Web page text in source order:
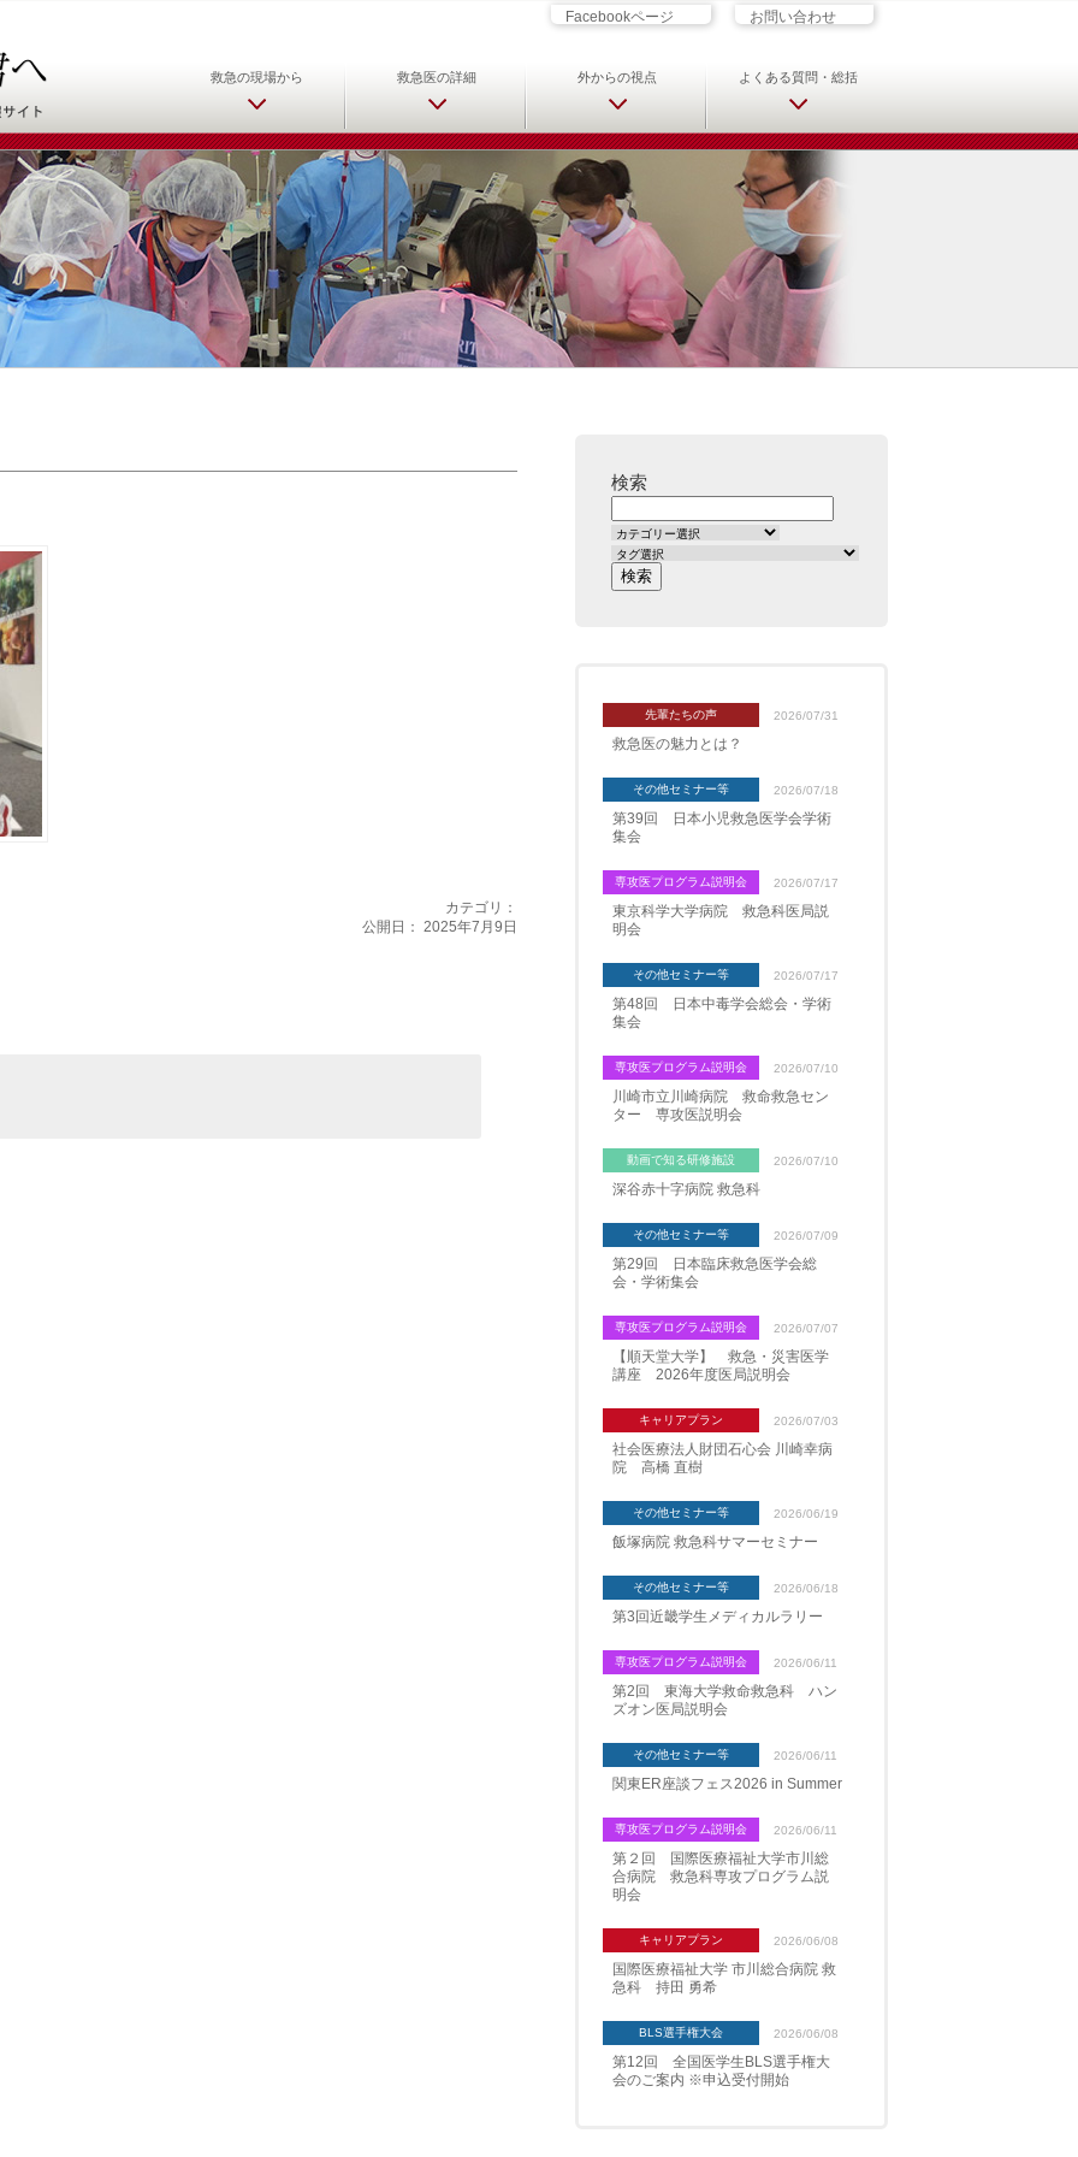
日本救急医学会 救急医をめざす君へ 救急科専門医・専攻医
Facebookページ お問い合わせ
救急の現場から 救急医の詳細 外からの視点 よくある質問・総括
カテゴリ：
公開日： 2025年7月9日
検索
先輩たちの声 2026/07/31
救急医の魅力とは？
その他セミナー等 2026/07/18
第39回 日本小児救急医学会学術
集会
専攻医プログラム説明会 2026/07/17
東京科学大学病院 救急科医局説
明会
その他セミナー等 2026/07/17
第48回 日本中毒学会総会・学術
集会
専攻医プログラム説明会 2026/07/10
川崎市立川崎病院 救命救急セン
ター 専攻医説明会
動画で知る研修施設 2026/07/10
深谷赤十字病院 救急科
その他セミナー等 2026/07/09
第29回 日本臨床救急医学会総
会・学術集会
専攻医プログラム説明会 2026/07/07
【順天堂大学】 救急・災害医学
講座 2026年度医局説明会
キャリアプラン 2026/07/03
社会医療法人財団石心会 川崎幸病
院 高橋 直樹
その他セミナー等 2026/06/19
飯塚病院 救急科サマーセミナー
その他セミナー等 2026/06/18
第3回近畿学生メディカルラリー
専攻医プログラム説明会 2026/06/11
第2回 東海大学救命救急科 ハン
ズオン医局説明会
その他セミナー等 2026/06/11
関東ER座談フェス2026 in Summer
専攻医プログラム説明会 2026/06/11
第２回 国際医療福祉大学市川総
合病院 救急科専攻プログラム説
明会
キャリアプラン 2026/06/08
国際医療福祉大学 市川総合病院 救
急科 持田 勇希
BLS選手権大会 2026/06/08
第12回 全国医学生BLS選手権大
会のご案内 ※申込受付開始